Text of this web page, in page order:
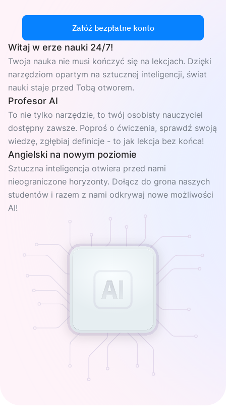
Załóż bezpłatne konto
Witaj w erze nauki 24/7!
Twoja nauka nie musi kończyć się na lekcjach. Dzięki
narzędziom opartym na sztucznej inteligencji, świat
nauki staje przed Tobą otworem.
Profesor AI
To nie tylko narzędzie, to twój osobisty nauczyciel
dostępny zawsze. Poproś o ćwiczenia, sprawdź swoją
wiedzę, zgłębiaj definicje - to jak lekcja bez końca!
Angielski na nowym poziomie
Sztuczna inteligencja otwiera przed nami
nieograniczone horyzonty. Dołącz do grona naszych
studentów i razem z nami odkrywaj nowe możliwości
AI!